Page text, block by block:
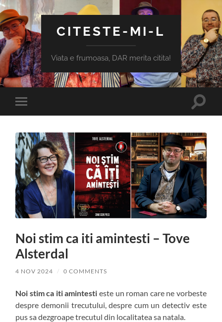
CITESTE-MI-L
Viata e frumoasa, DAR merita citita!
Toggle
mobile
Toggle
Noi stim ca iti amintesti – Tove
Alsterdal
4 NOV 2024 / 0 COMMENTS
Noi stim ca iti amintesti este un roman care ne vorbeste
despre demonii trecutului, despre cum un detectiv este
pus sa dezgroape trecutul din localitatea sa natala.